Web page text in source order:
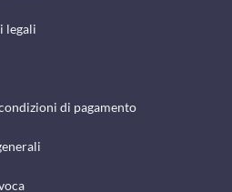
legali
di pagamento